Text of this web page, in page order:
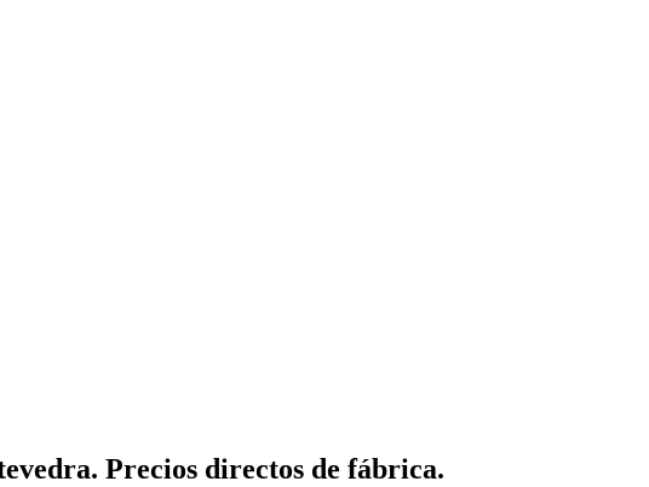
Precios directos de fábrica.